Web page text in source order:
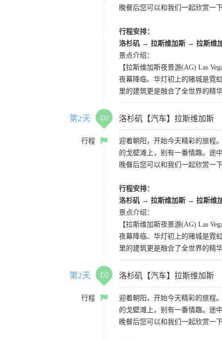
晚餐后您可以和我们一起欣赏一
行程安排：
洛杉矶 → 拉斯维加斯 → 拉斯维
景点介绍：
【拉斯维加斯夜景游(AG) Las
夜幕降临、华灯初上的赌城是霓
里的建筑更是融合了全世界的精
第2天 D2 洛杉矶【汽车】拉斯维加斯
行程
迎着朝阳，开始今天精彩的旅程
的戈壁滩上，别有一番情趣。途
晚餐后您可以和我们一起欣赏一
行程安排：
洛杉矶 → 拉斯维加斯 → 拉斯维
景点介绍：
【拉斯维加斯夜景游(AG) Las
夜幕降临、华灯初上的赌城是霓
里的建筑更是融合了全世界的精
第2天 D2 洛杉矶【汽车】拉斯维加斯
行程
迎着朝阳，开始今天精彩的旅程
的戈壁滩上，别有一番情趣。途
晚餐后您可以和我们一起欣赏一